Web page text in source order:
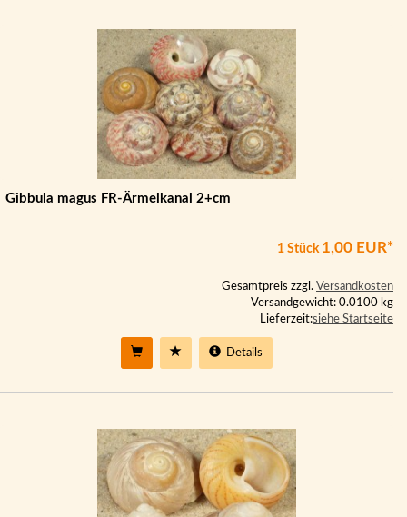
Gibbula magus FR-Ärmelkanal 2+cm
1 Stück 1,00 EUR*
Gesamtpreis zzgl. Versandkosten
Versandgewicht: 0.0100 kg
Lieferzeit:siehe Startseite
Details